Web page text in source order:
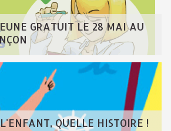
GRATUIT LE 28 MAI AU
QUELLE HISTOIRE !